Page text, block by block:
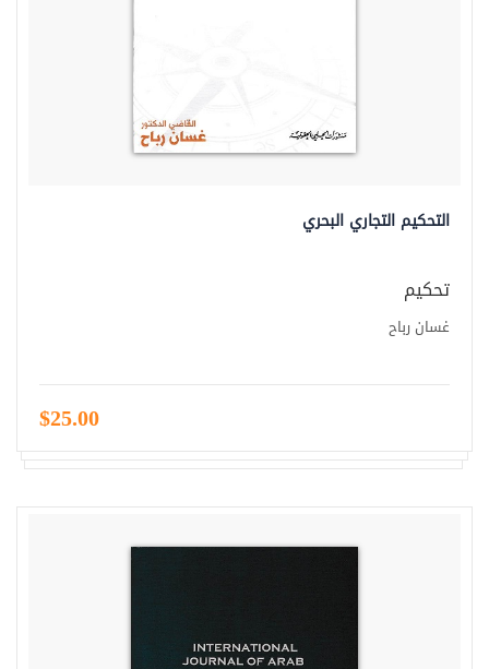
التحكيم التجاري البحري
تحكيم
غسان رباح
$25.00